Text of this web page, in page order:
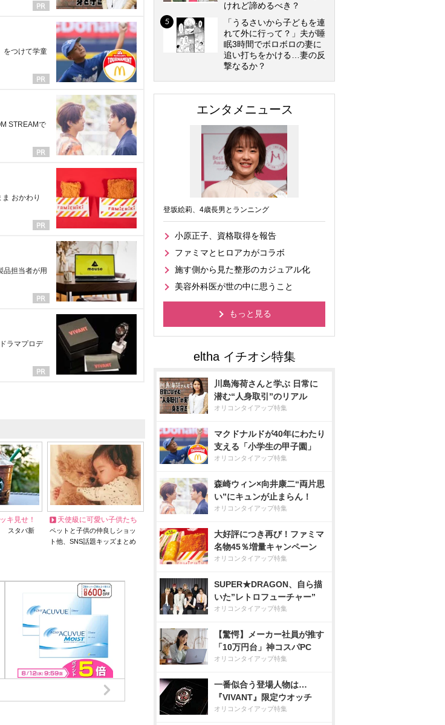
をつけて学童
STREAMで
おかわり
品担当者が用
ラマプロデ
キ見せ！
スタバ新
天使級に可愛い子供たち
ペットと子供の仲良しショッ
ト他、SNS話題キッズまとめ
けれど諦めるべき？
「うるさいから子どもを連
れて外に行って？」夫が睡
眠3時間でボロボロの妻に
追い打ちをかける…妻の反
撃なるか？
エンタメニュース
登坂絵莉、4歳長男とランニング
小原正子、資格取得を報告
ファミマとヒロアカがコラボ
施す側から見た整形のカジュアル化
美容外科医が世の中に思うこと
もっと見る
川島海荷さんと学ぶ 日常に
潜む“人身取引”のリアル
オリコンタイアップ特集
マクドナルドが40年にわたり
支える「小学生の甲子園」
オリコンタイアップ特集
森崎ウィン×向井康二“両片思
い”にキュンが止まらん！
オリコンタイアップ特集
大好評につき再び！ファミマ
名物45％増量キャンペーン
オリコンタイアップ特集
SUPER★DRAGON、自ら描
いた”レトロフューチャー”
オリコンタイアップ特集
【驚愕】メーカー社員が推す
「10万円台」神コスパPC
オリコンタイアップ特集
一番似合う登場人物は…
『VIVANT』限定ウオッチ
オリコンタイアップ特集